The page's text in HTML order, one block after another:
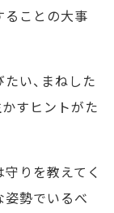
ることの大事
い、まねした
すヒントがた
りを教えてく
姿勢でいるべ